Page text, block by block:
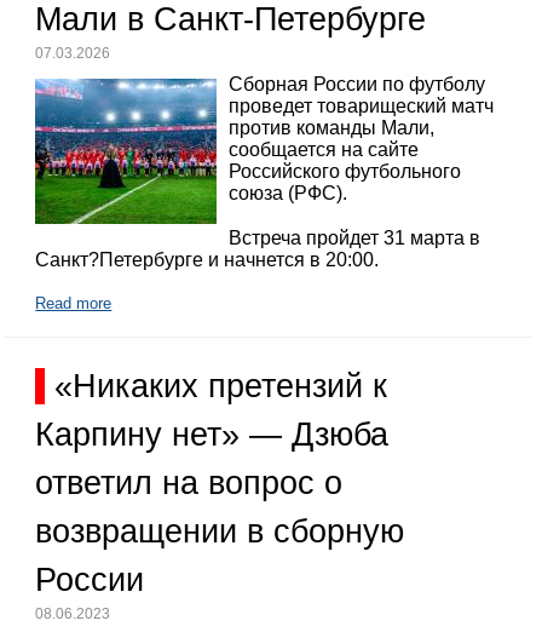
Мали в Санкт-Петербурге
07.03.2026
Сборная России по футболу
проведет товарищеский матч
против команды Мали,
сообщается на сайте
Российского футбольного
союза (РФС).
Встреча пройдет 31 марта в
Санкт?Петербурге и начнется в 20:00.
Read more
«Никаких претензий к
Карпину нет» — Дзюба
ответил на вопрос о
возвращении в сборную
России
08.06.2023